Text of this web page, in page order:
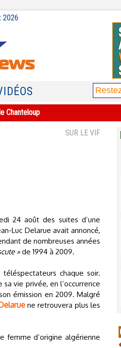
2026
Chanteloup
SUR LE VIF
24 août des suites d’une
Luc Delarue avait annoncé,
de nombreuses années
»de 1994 à 2009.
chaque soir.
vie privée, en l’occurrence
émission en 2009. Malgré
ne retrouvera plus les
femme d’origine algérienne